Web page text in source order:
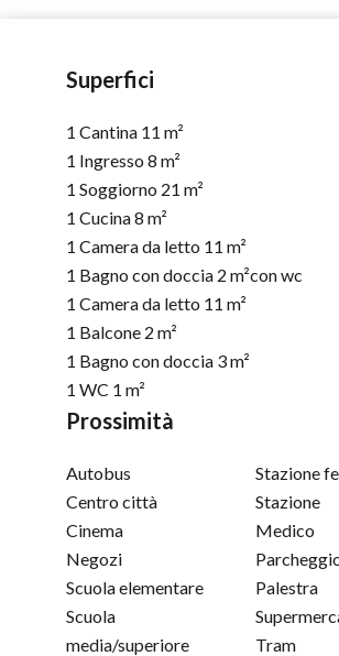
Superfici
1 Cantina 11 m²
1 Ingresso 8 m²
1 Soggiorno 21 m²
1 Cucina8 m²
1 Camera da letto 11 m²
1 Bagno con doccia 2 m²con wc
1 Camera da letto 11 m²
1 Balcone 2 m²
1 Bagno con doccia 3 m²
1 WC 1 m²
Prossimità
Autobus
Centro città
Cinema
Negozi
Scuola elementare
Scuola
media/superiore
Stazione
Stazione
Medico
Palestra
Tram